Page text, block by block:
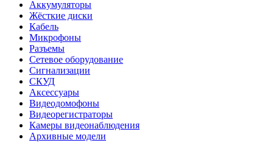
Аккумуляторы
Жёсткие диски
Кабель
Микрофоны
Разъемы
Сетевое оборудование
Сигнализации
СКУД
Аксессуары
Видеодомофоны
Видеорегистраторы
Камеры видеонаблюдения
Архивные модели